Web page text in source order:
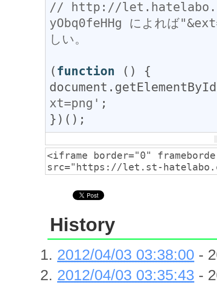
// http://
yObq0feHHg によれば
しい。
( function
document . getElementById
xt=png' ;
})();
History
2012/04/03 03:38:00 -
2012/04/03 03:35:43 -